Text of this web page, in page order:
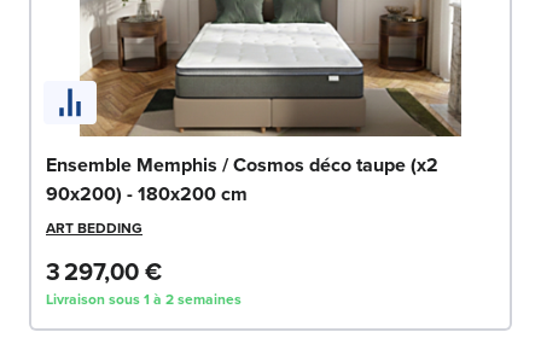
Ensemble Memphis / Cosmos déco taupe (x2
90x200) - 180x200 cm
ART BEDDING
3 297,00 €
Livraison sous 1 à 2 semaines